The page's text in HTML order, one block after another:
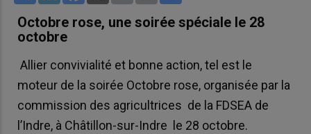
Octobre rose, une soirée spéciale le 28
octobre
Allier convivialité et bonne action, tel est le
moteur de la soirée Octobre rose, organisée par la
commission des agricultrices de la FDSEA de
l’Indre, à Châtillon-sur-Indre le 28 octobre.